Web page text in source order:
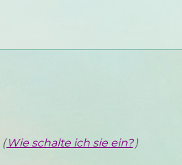
(Wie schalte ich sie ein? )